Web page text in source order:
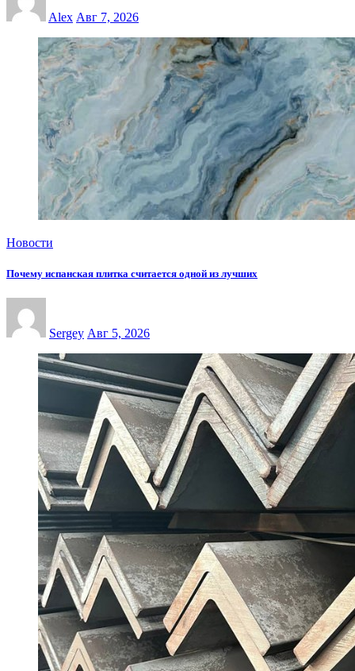
Alex Авг 7, 2026
Новости
Почему испанская плитка считается одной из лучших
Sergey Авг 5, 2026